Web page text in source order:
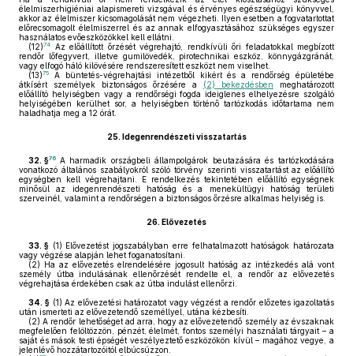
élelmiszerhigiéniai alapismereti vizsgával és érvényes egészségügyi könyvvel,
akkor az élelmiszer kicsomagolását nem végezheti. Ilyen esetben a fogvatartottat
előrecsomagolt élelmiszerrel és az annak elfogyasztásához szükséges egyszer
használatos evőeszközökkel kell ellátni.
(12)74
Az előállított őrzését végrehajtó, rendkívüli őri feladatokkal megbízott
rendőr lőfegyvert, illetve gumilövedék, pirotechnikai eszköz, könnygázgránát,
vagy elfogó háló kilövésére rendszeresített eszközt nem viselhet.
(13)75
A büntetés-végrehajtási intézetből kikért és a rendőrség épületébe
átkísért személyek biztonságos őrzésére a (2) bekezdésben meghatározott
előállító helyiségben vagy a rendőrségi fogda ideiglenes elhelyezésre szolgáló
helyiségében kerülhet sor, a helyiségben történő tartózkodás időtartama nem
haladhatja meg a 12 órát.
25. Idegenrendészeti visszatartás
32. §76 A harmadik országbeli állampolgárok beutazására és tartózkodására
vonatkozó általános szabályokról szóló törvény szerinti visszatartást az előállító
egységben kell végrehajtani. E rendelkezés tekintetében előállító egységnek
minősül az idegenrendészeti hatóság és a menekültügyi hatóság területi
szerveinél, valamint a rendőrségen a biztonságos őrzésre alkalmas helyiség is.
26. Elővezetés
33. § (1) Elővezetést jogszabályban erre felhatalmazott hatóságok határozata
vagy végzése alapján lehet foganatosítani.
(2) Ha az elővezetés elrendelésére jogosult hatóság az intézkedés alá vont
személy útba indulásának ellenőrzését rendelte el, a rendőr az elővezetés
végrehajtása érdekében csak az útba indulást ellenőrzi.
34. § (1) Az elővezetési határozatot vagy végzést a rendőr előzetes igazoltatás
után ismerteti az elővezetendő személlyel, utána kézbesíti.
(2) A rendőr lehetőséget ad arra, hogy az elővezetendő személy az évszaknak
megfelelően felöltözzön, pénzét, élelmét, fontos személyi használati tárgyait – a
saját és mások testi épségét veszélyeztető eszközökön kívül – magához vegye, a
jelenlévő hozzátartozóitól elbúcsúzzon.